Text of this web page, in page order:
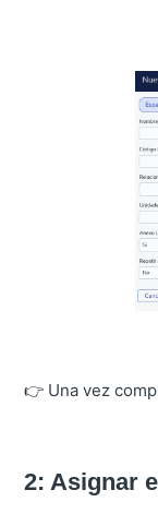
👉 Una vez
2: Asignar